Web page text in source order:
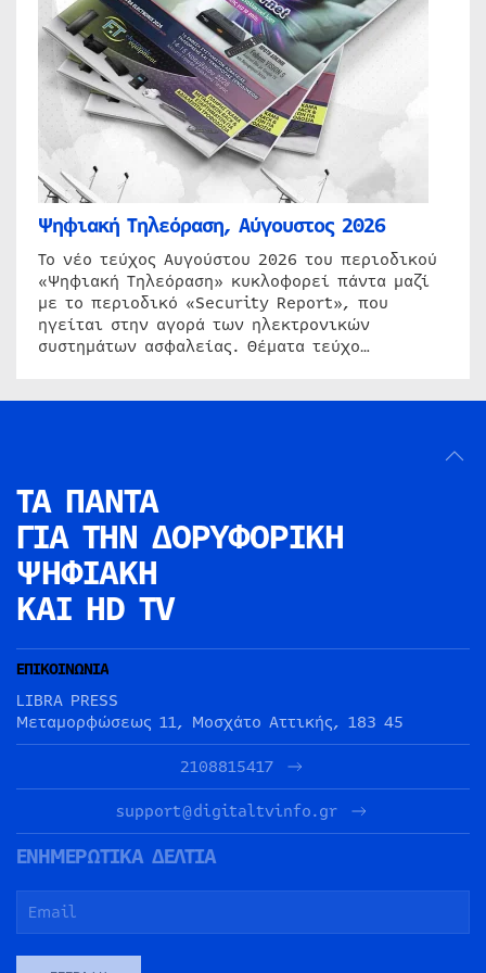
Ψηφιακή Τηλεόραση, Αύγουστος 2026
Το νέο τεύχος Αυγούστου 2026 του περιοδικού
«Ψηφιακή Τηλεόραση» κυκλοφορεί πάντα μαζί
με το περιοδικό «Security Report», που
ηγείται στην αγορά των ηλεκτρονικών
συστημάτων ασφαλείας. Θέματα τεύχο…
ΤΑ ΠΑΝΤΑ
ΓΙΑ ΤΗΝ ΔΟΡΥΦΟΡΙΚΗ
ΨΗΦΙΑΚΗ
ΚΑΙ HD TV
ΕΠΙΚΟΙΝΩΝΙΑ
LIBRA PRESS
Μεταμορφώσεως 11, Μοσχάτο Αττικής, 183 45
2108815417
support@digitaltvinfo.gr
ΕΝΗΜΕΡΩΤΙΚΑ ΔΕΛΤΙΑ